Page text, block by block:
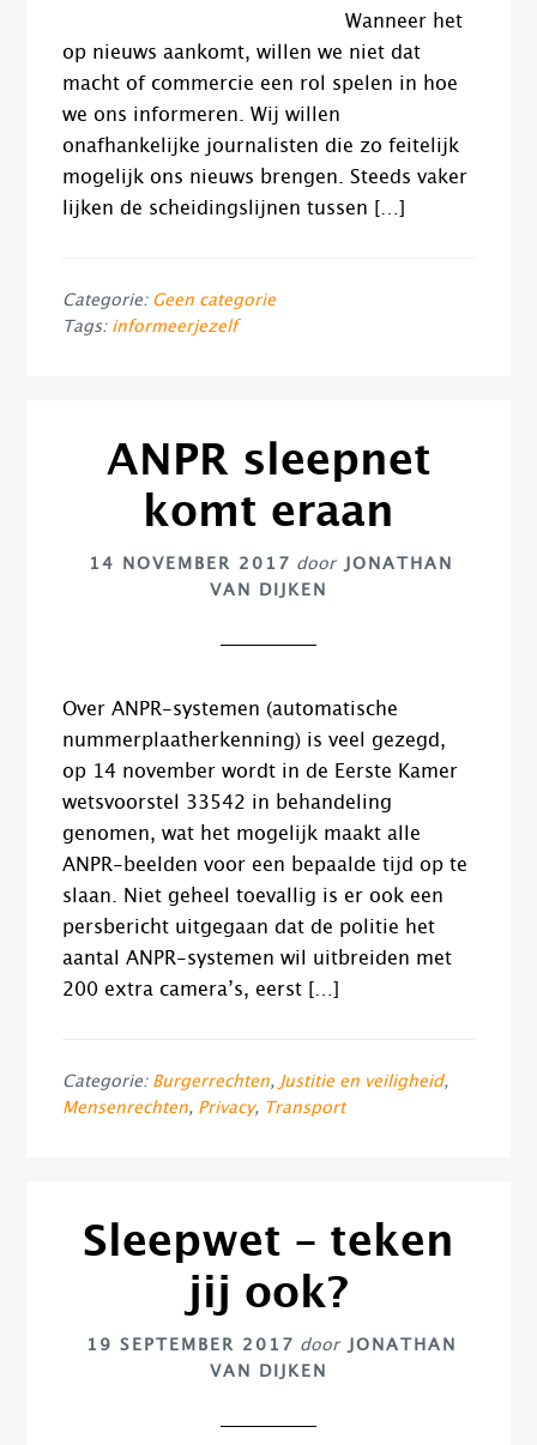
Wanneer het
op nieuws aankomt, willen we niet dat
macht of commercie een rol spelen in hoe
we ons informeren. Wij willen
onafhankelijke journalisten die zo feitelijk
mogelijk ons nieuws brengen. Steeds vaker
lijken de scheidingslijnen tussen […]
Categorie: Geen categorie
Tags: informeerjezelf
ANPR sleepnet
komt eraan
14 NOVEMBER 2017 door
JONATHAN
VAN DIJKEN
Over ANPR-systemen (automatische
nummerplaatherkenning) is veel gezegd,
op 14 november wordt in de Eerste Kamer
wetsvoorstel 33542 in behandeling
genomen, wat het mogelijk maakt alle
ANPR-beelden voor een bepaalde tijd op te
slaan. Niet geheel toevallig is er ook een
persbericht uitgegaan dat de politie het
aantal ANPR-systemen wil uitbreiden met
200 extra camera’s, eerst […]
Categorie: Burgerrechten, Justitie en veiligheid,
Mensenrechten, Privacy, Transport
Sleepwet – teken
jij ook?
19 SEPTEMBER 2017 door
JONATHAN
VAN DIJKEN